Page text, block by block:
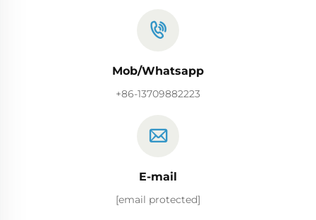
Mob/Whatsapp
+86-13709882223
E-mail
[email protected]